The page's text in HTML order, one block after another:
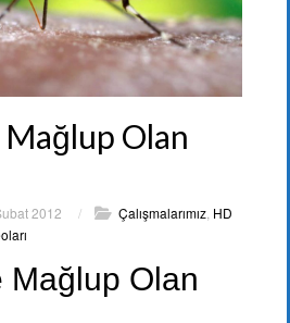
Olan
2012 / Çalışmalarımız HD
Mağlup Olan